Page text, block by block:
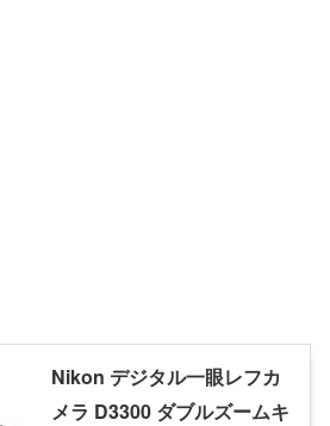
Nikon デジタル一眼レフカ
メラ D3300 ダブルズームキ